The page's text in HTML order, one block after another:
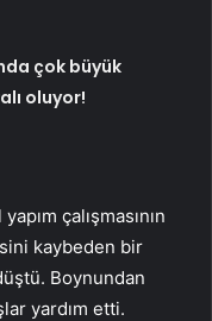
çok büyük
oluyor!
çalışmasının
kaybeden bir
Boynundan
yardım etti.